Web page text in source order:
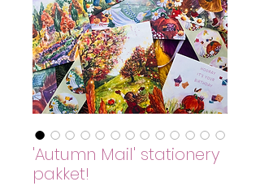
'Autumn Mail' stationery
pakket!